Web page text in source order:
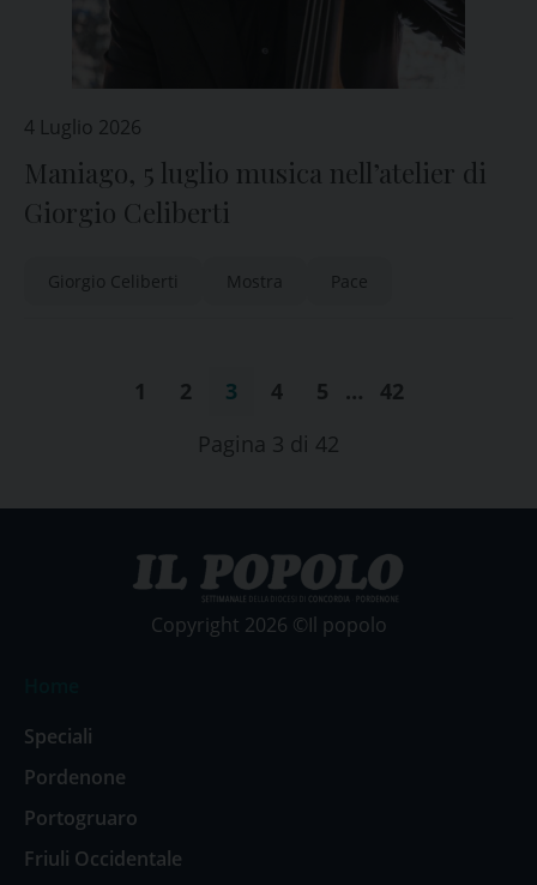
4 Luglio 2026
Maniago, 5 luglio musica nell’atelier di
Giorgio Celiberti
Giorgio Celiberti Mostra Pace
1 2 3 4 5 …
42
Pagina 3 di 42
Copyright 2026 ©Il popolo
Speciali
Pordenone
Portogruaro
Friuli Occidentale